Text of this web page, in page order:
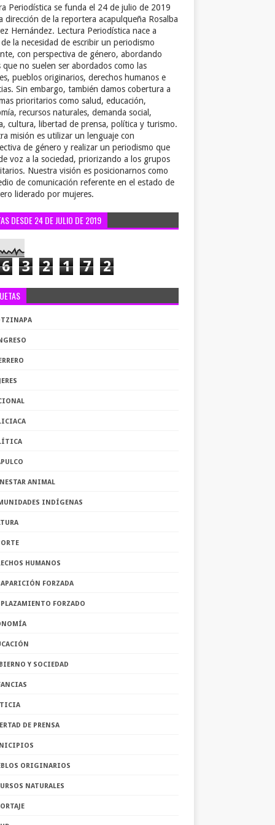
Periodística se funda el 24 de julio de 2019
dirección de la reportera acapulqueña Rosalba
Hernández. Lectura Periodística nace a
la necesidad de escribir un periodismo
con perspectiva de género, abordando
que no suelen ser abordados como las
pueblos originarios, derechos humanos e
Sin embargo, también damos cobertura a
prioritarios como salud, educación,
recursos naturales, demanda social,
cultura, libertad de prensa, política y turismo.
misión es utilizar un lenguaje con
de género y realizar un periodismo que
voz a la sociedad, priorizando a los grupos
Nuestra visión es posicionarnos como
de comunicación referente en el estado de
liderado por mujeres.
DESDE 24 DE JULIO DE 2019
6 3 2 1 7 2
ANIMAL
INDÍGENAS
HUMANOS
FORZADA
FORZADO
Y SOCIEDAD
DE PRENSA
ORIGINARIOS
NATURALES